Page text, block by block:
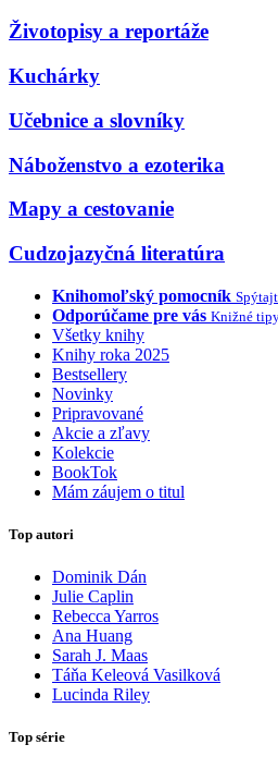
Životopisy a reportáže
Kuchárky
Učebnice a slovníky
Náboženstvo a ezoterika
Mapy a cestovanie
Cudzojazyčná literatúra
Knihomoľský pomocník
Odporúčame pre vás Knižné
Všetky knihy
Knihy roka 2025
Bestsellery
Novinky
Pripravované
Akcie a zľavy
Kolekcie
BookTok
Mám záujem o titul
Top autori
Dominik Dán
Julie Caplin
Rebecca Yarros
Ana Huang
Sarah J. Maas
Táňa Keleová Vasilková
Lucinda Riley
Top série